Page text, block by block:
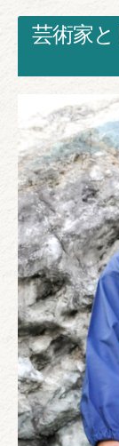
芸術家